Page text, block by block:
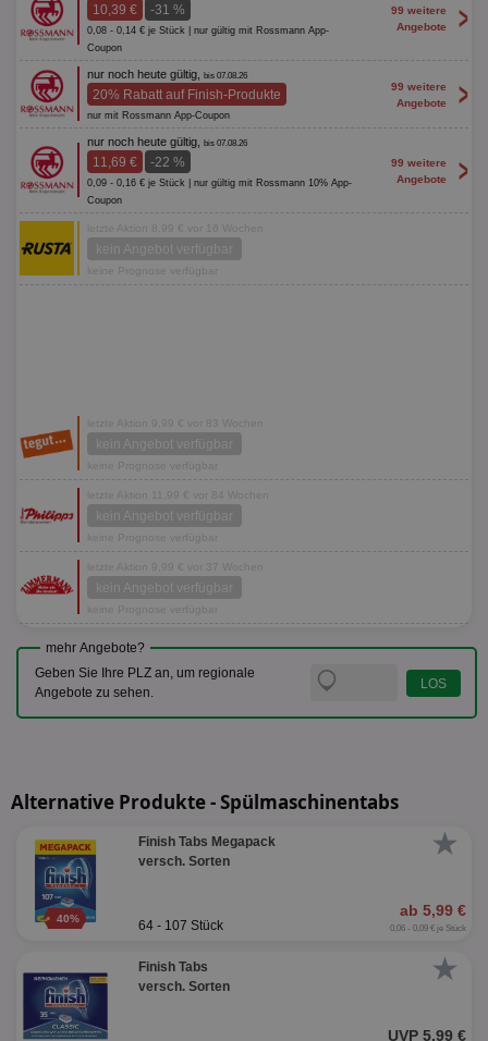
10,39 € -31 %
0,08 - 0,14 € je Stück | nur gültig mit Rossmann App-
Coupon
99 weitere
Angebote
>
nur noch heute gültig, bis 07.08.26
20% Rabatt auf Finish-Produkte
nur mit Rossmann App-Coupon
99 weitere
Angebote
>
nur noch heute gültig, bis 07.08.26
11,69 € -22 %
0,09 - 0,16 € je Stück | nur gültig mit Rossmann 10% App-
Coupon
99 weitere
Angebote
>
letzte Aktion 8,99 € vor 16 Wochen
kein Angebot verfügbar
keine Prognose verfügbar
letzte Aktion 9,99 € vor 83 Wochen
kein Angebot verfügbar
keine Prognose verfügbar
letzte Aktion 11,99 € vor 84 Wochen
kein Angebot verfügbar
keine Prognose verfügbar
letzte Aktion 9,99 € vor 37 Wochen
kein Angebot verfügbar
keine Prognose verfügbar
mehr Angebote?
Geben Sie Ihre PLZ an, um regionale
Angebote zu sehen.
Alternative Produkte - Spülmaschinentabs
★
40%
Finish Tabs Megapack
versch. Sorten
ab 5,99 €
64 - 107 Stück 0,06 - 0,09 € je Stück
★
Finish Tabs
versch. Sorten
UVP 5,99 €